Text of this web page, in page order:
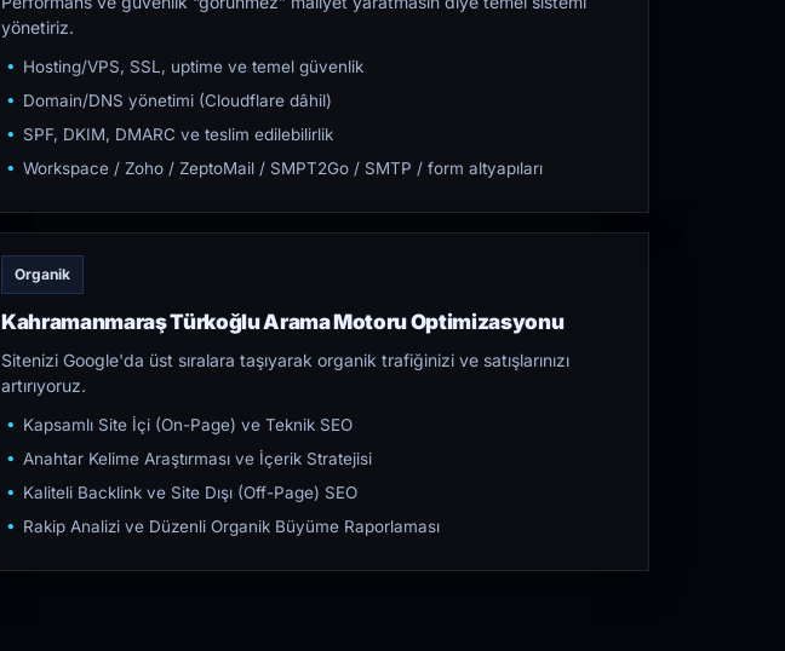
yönetiriz.
Hosting/VPS, SSL, uptime ve temel güvenlik
Domain/DNS yönetimi (Cloudflare dâhil)
SPF, DKIM, DMARC ve teslim edilebilirlik
Workspace / Zoho / ZeptoMail / SMPT2Go / SMTP / form altyapıları
Organik
Kahramanmaraş Türkoğlu Arama Motoru Optimizasyonu
Sitenizi Google'da üst sıralara taşıyarak organik trafiğinizi ve satışlarınızı
artırıyoruz.
Kapsamlı Site İçi (On-Page) ve Teknik SEO
Anahtar Kelime Araştırması ve İçerik Stratejisi
Kaliteli Backlink ve Site Dışı (Off-Page) SEO
Rakip Analizi ve Düzenli Organik Büyüme Raporlaması